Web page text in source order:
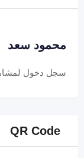
محمود سعد
سجل دخول
QR Code